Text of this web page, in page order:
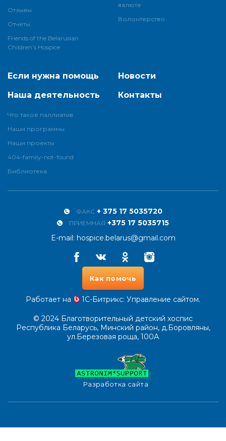
Отзывы
Отчеты
Friends of the Belarusian
Children’s Hospice
валюте
Волонтерство
Если нужна помощь
Наша деятельность
Что такое паллиатив
Наши программы
Наши проекты
404-family-not-found
Библиотека
Новости
Контакты
ФАКС + 375 17 5035720
ПРИЕМНАЯ +375 17 5035715
E-mail: hospice.belarus@gmail.com
FacebookVkontakteOdnoklassnikiInstagram
Как помочь
Работает на 1С-Битрикс: Управление сайтом.
© 2024 Благотворительный детский хоспис
Республика Беларусь, Минский район, д.Боровляны,
ул.Березовая роща, 100А
Разработка сайта